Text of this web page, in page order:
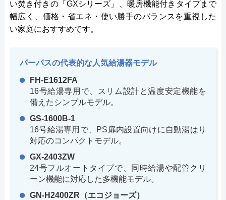
い焚き付きの「GXシリーズ」、暖房機能付きタイプまで
幅広く、価格・省エネ・使い勝手のバランスを重視した
い家庭におすすめです。
パーパスの代表的な人気給湯器モデル
FH-E1612FA
16号給湯専用で、スリム設計と温度安定機能を
備えたシンプルモデル。
GS-1600B-1
16号給湯専用で、PS扉内設置向けに自動湯はり
対応のコンパクトモデル。
GX-2403ZW
24号フルオートタイプで、同時給湯や配管クリ
ーン機能に対応した多機能モデル。
GN-H2400ZR（エコジョーズ）